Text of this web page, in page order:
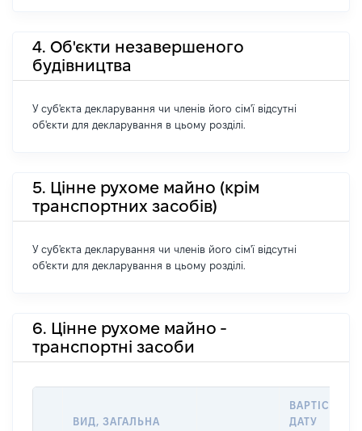
4. Об'єкти незавершеного
будівництва
У суб'єкта декларування чи членів його сім'ї відсутні
об'єкти для декларування в цьому розділі.
5. Цінне рухоме майно (крім
транспортних засобів)
У суб'єкта декларування чи членів його сім'ї відсутні
об'єкти для декларування в цьому розділі.
6. Цінне рухоме майно -
транспортні засоби
ВИД, ЗАГАЛЬНА
ВАРТІСТЬ НА
ДАТУ